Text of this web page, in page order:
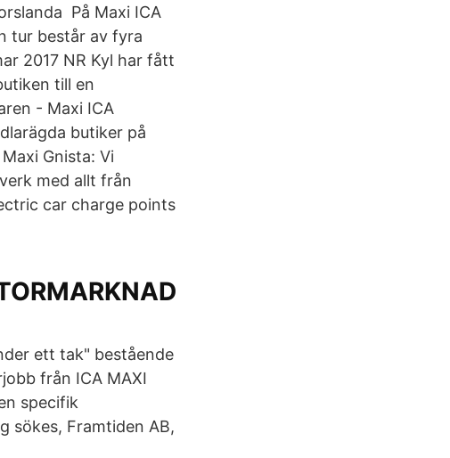
På Maxi ICA
tur består av fyra
2017 NR Kyl har fått
till en
- Maxi ICA
butiker på
Gnista: Vi
med allt från
car charge points
ett tak" bestående
från ICA MAXI
specifik
Framtiden AB,